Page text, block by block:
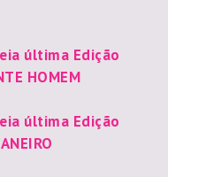
última Edição
HOMEM
última Edição